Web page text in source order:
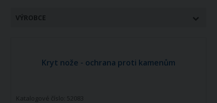
VÝROBCE
Kryt nože - ochrana proti kamenům
Katalogové číslo: 52083